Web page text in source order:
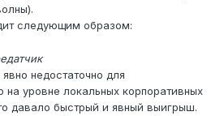
следующим образом:
недостаточно для
на уровне локальных корпоративных
давало быстрый и явный выигрыш.